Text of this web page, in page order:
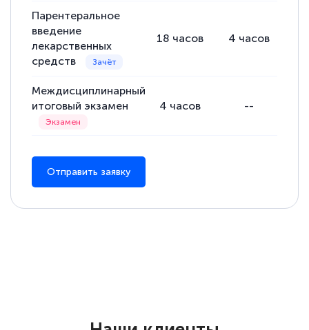
Парентеральное
введение
лекарственных
средств
18 часов 4 часов
Междисциплинарный
итоговый экзамен
4 часов --
Отправить заявку